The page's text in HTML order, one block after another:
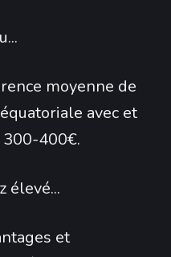
moyenne de
avec et
300-400€.
élevé...
et